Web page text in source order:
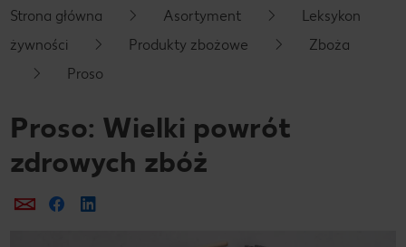
Pływający pasek boczny
Strona główna Asortyment
Leksykon
żywności
Produkty zbożowe
Zboża
Proso
Proso: Wielki powrót
zdrowych zbóż
Prześlij e-mailem
Udostępnij na Facebooku